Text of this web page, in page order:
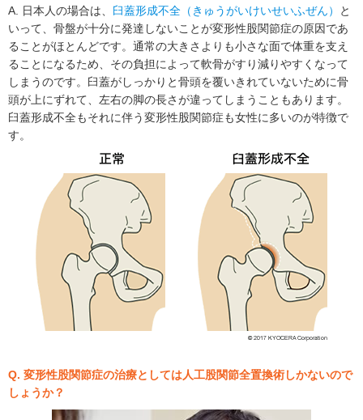
A. 日本人の場合は、 臼蓋形成不全（きゅうがいけいせいふぜん）
と
いって、骨盤が十分に発達しないことが変形性股関節症の原因であ
ることがほとんどです。通常の大きさよりも小さな面で体重を支え
ることになるため、その負担によって軟骨がすり減りやすくなって
しまうのです。臼蓋がしっかりと骨頭を覆いきれていないために骨
頭が上にずれて、左右の脚の長さが違ってしまうこともあります。
臼蓋形成不全もそれに伴う変形性股関節症も女性に多いのが特徴で
す。
Q. 変形性股関節症の治療としては人工股関節全置換術しかないので
しょうか？